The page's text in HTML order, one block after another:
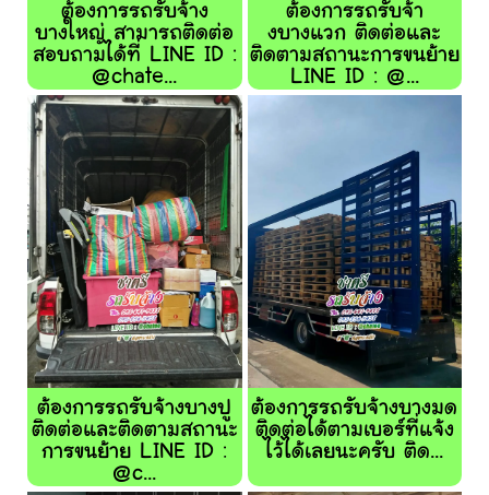
ต้องการรถรับจ้าง
บางใหญ่ สามารถติดต่อ
สอบถามได้ที่ LINE ID :
@chate...
ต้องการรถรับจ้า
งบางแวก ติดต่อและ
ติดตามสถานะการขนย้าย
LINE ID : @...
ต้องการรถรับจ้างบางปู
ติดต่อและติดตามสถานะ
การขนย้าย LINE ID :
@c...
ต้องการรถรับจ้างบางมด
ติดต่อได้ตามเบอร์ที่แจ้ง
ไว้ได้เลยนะครับ ติด...